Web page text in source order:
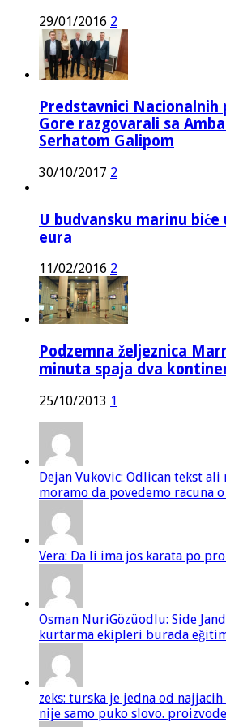
29/01/2016 2
Predstavnici Nacionalnih
Gore razgovarali sa
Serhatom Galipom
30/10/2017 2
U budvansku marinu biće
eura
11/02/2016 2
Podzemna željeznica
minuta spaja dva
25/10/2013 1
Dejan Vukovic: Odlican tekst
moramo da povedemo racuna
Vera: Da li ima jos karata po
Osman NuriGözüodlu: Side
kurtarma ekipleri burada
zeks: turska je jedna od
nije samo puko slovo.